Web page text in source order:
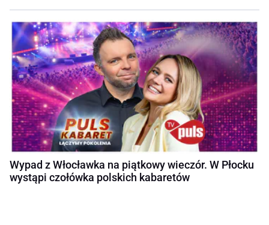
Wypad z Włocławka na piątkowy wieczór. W Płocku
wystąpi czołówka polskich kabaretów